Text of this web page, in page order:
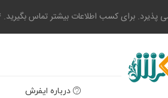
کسب اطلاعات بیشتر تماس بگیرید. 09150523004
درباره ایفرش